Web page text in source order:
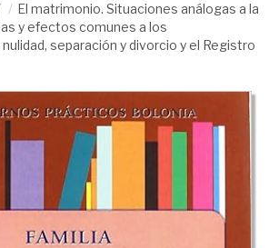
El matrimonio. Situaciones análogas a la
y efectos comunes a los
separación y divorcio y el Registro